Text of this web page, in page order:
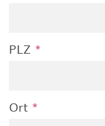
PLZ *
Ort *